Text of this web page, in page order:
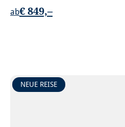
ab€ 849,–
NEUE REISE